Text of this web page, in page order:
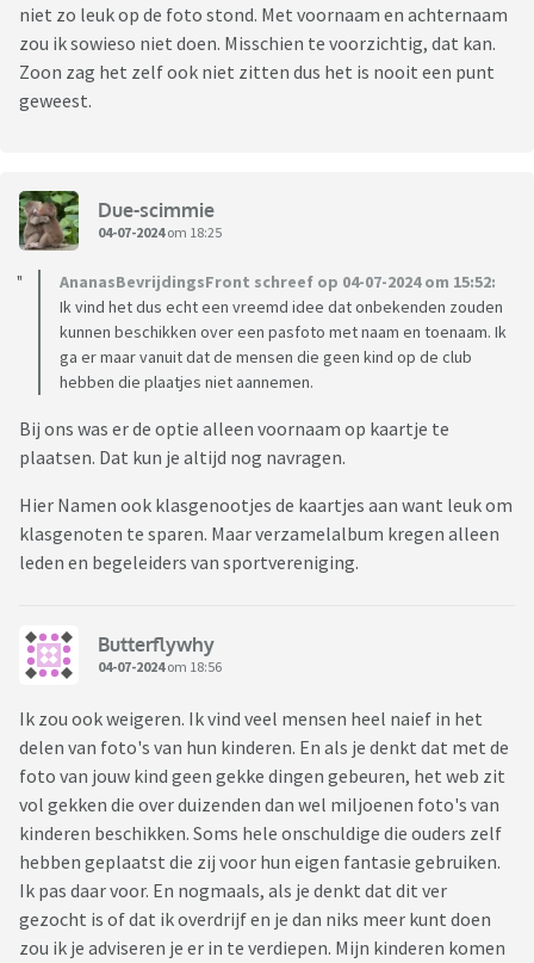
niet zo leuk op de foto stond. Met voornaam en achternaam
zou ik sowieso niet doen. Misschien te voorzichtig, dat kan.
Zoon zag het zelf ook niet zitten dus het is nooit een punt
geweest.
Due-scimmie
04-07-2024om 18:25
AnanasBevrijdingsFront schreef op 04-07-2024 om 15:52:
Ik vind het dus echt een vreemd idee dat onbekenden zouden
kunnen beschikken over een pasfoto met naam en toenaam. Ik
ga er maar vanuit dat de mensen die geen kind op de club
hebben die plaatjes niet aannemen.
Bij ons was er de optie alleen voornaam op kaartje te
plaatsen. Dat kun je altijd nog navragen.
Hier Namen ook klasgenootjes de kaartjes aan want leuk om
klasgenoten te sparen. Maar verzamelalbum kregen alleen
leden en begeleiders van sportvereniging.
Butterflywhy
04-07-2024om 18:56
Ik zou ook weigeren. Ik vind veel mensen heel naief in het
delen van foto's van hun kinderen. En als je denkt dat met de
foto van jouw kind geen gekke dingen gebeuren, het web zit
vol gekken die over duizenden dan wel miljoenen foto's van
kinderen beschikken. Soms hele onschuldige die ouders zelf
hebben geplaatst die zij voor hun eigen fantasie gebruiken.
Ik pas daar voor. En nogmaals, als je denkt dat dit ver
gezocht is of dat ik overdrijf en je dan niks meer kunt doen
zou ik je adviseren je er in te verdiepen. Mijn kinderen komen